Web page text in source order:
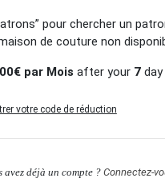
pour chercher un
de couture non
par Mois after your 7day
votre code de réduction
avez déjà un compte ?Connectez-